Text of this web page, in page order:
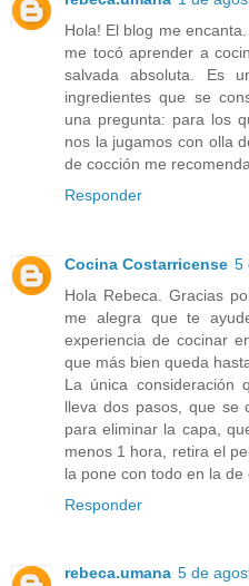
Hola! El blog me
me tocó aprender a
salvada absoluta. Es
ingredientes que se
una pregunta: para los
nos la jugamos con olla
de cocción me
Responder
Cocina Costarricense 5
Hola Rebeca. Gracias
me alegra que te
experiencia de cocinar
que más bien queda
La única
lleva dos pasos, que se
para eliminar la capa,
menos 1 hora, retira el
la pone con todo en la de
Responder
rebeca.umana 5 de